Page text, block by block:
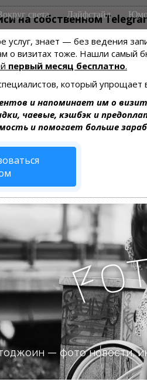
на собственном
услуг, знает — без ведения
о визитах тоже. Нашли самый
первый месяц бесплатно.
который упрощает
и напоминает им о
чаевые, кэшбэк и
и помогает больше
света Лайфстайл
Fo
— фото новости,